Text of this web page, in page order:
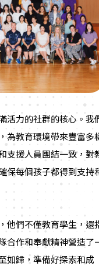
活力的社群的核心。我
為教育環境帶來豐富多
支援人員團結一致，對
保每個孩子都得到支持
他們不僅教育學生，還
合作和奉獻精神營造了
如歸，準備好探索和成